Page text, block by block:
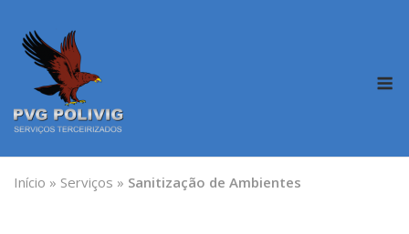
content
Início » Serviços » Sanitização de Ambientes